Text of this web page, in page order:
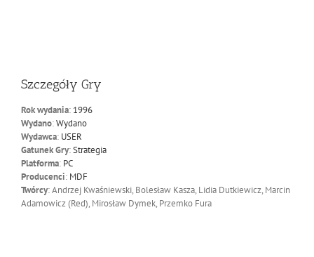
Szczegóły Gry
Rok wydania: 1996
Wydano:Wydano
Wydawca: USER
Gatunek Gry:Strategia
Platforma: PC
Producenci: MDF
Twórcy: Andrzej Kwaśniewski, Bolesław Kasza, Lidia Dutkiewicz, Marcin
Adamowicz (Red), Mirosław Dymek, Przemko Fura